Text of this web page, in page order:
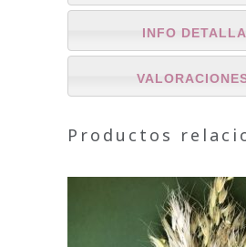
INFO
Productos